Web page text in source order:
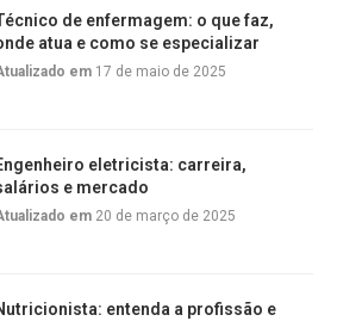
de enfermagem: o que faz,
atua e como se especializar
em 17 de maio de 2025
eletricista: carreira,
e mercado
em 20 de março de 2025
entenda a profissão e